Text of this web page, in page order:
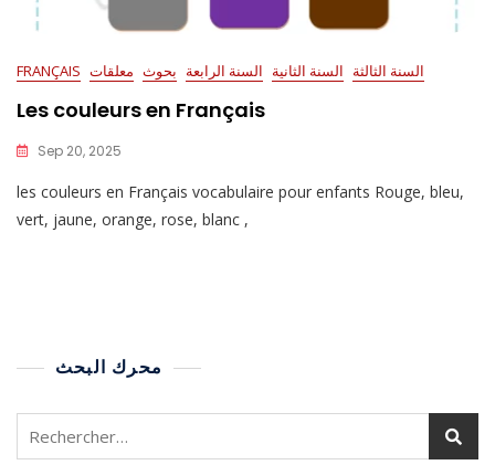
FRANÇAIS السنة الثالثة السنة الثانية السنة الرابعة بحوث معلقات
Les couleurs en Français
Sep 20, 2025
les couleurs en Français vocabulaire pour enfants Rouge, bleu,
vert, jaune, orange, rose, blanc ,
محرك البحث